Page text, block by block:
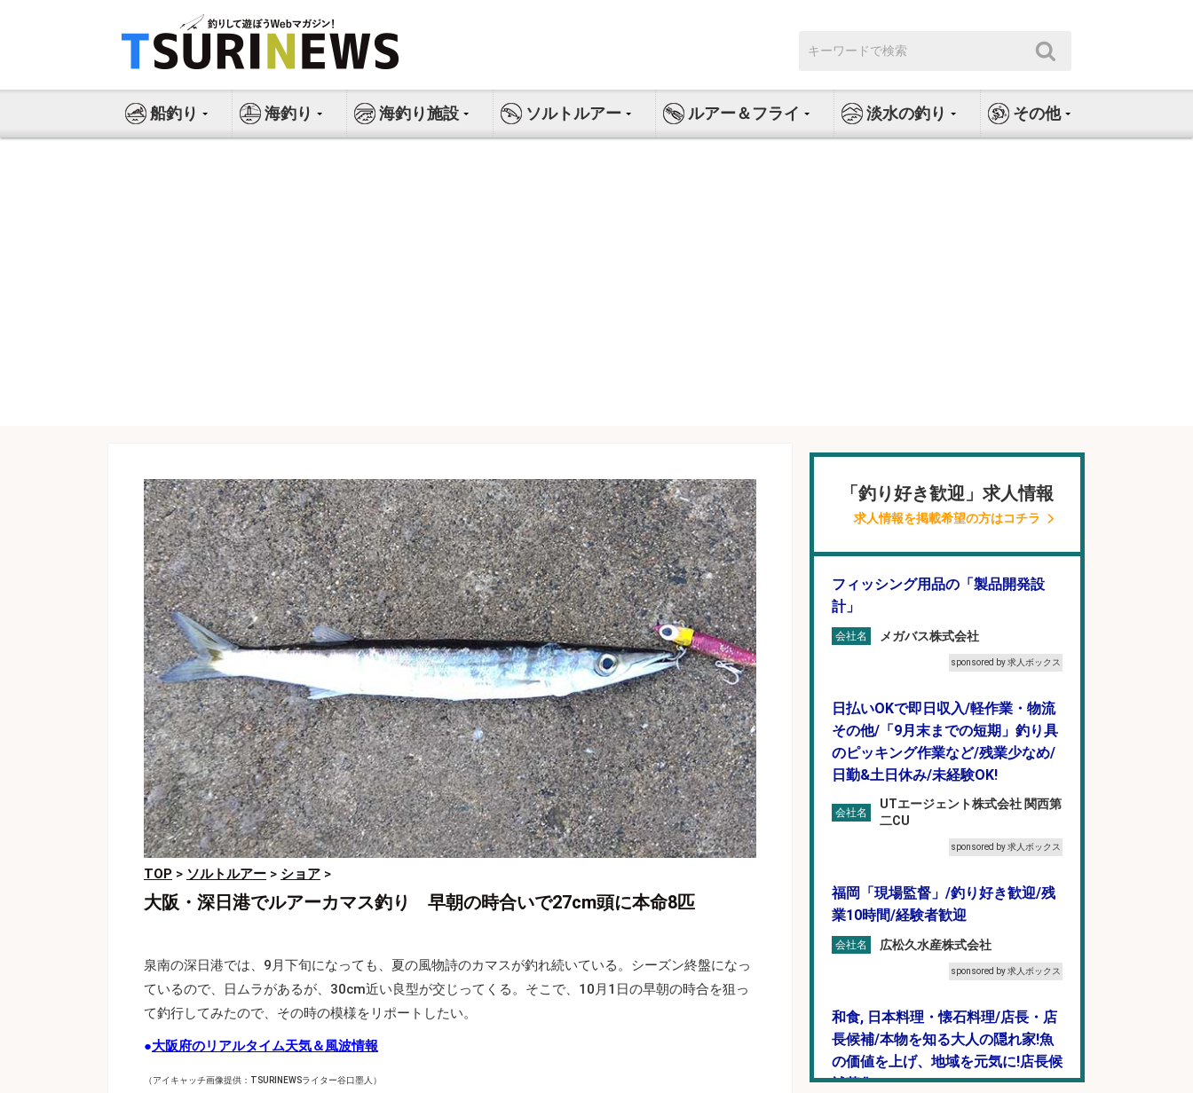
ス
索:
船釣り 海釣り 海釣り施設 ソルトルアー ルアー＆フライ 淡水の釣り その他
TOP > ソルトルアー > ショア >
大阪・深日港でルアーカマス釣り 早朝の時合いで27cm頭に本命8匹
泉南の深日港では、9月下旬になっても、夏の風物詩のカマスが釣れ続いている。シーズン終盤になっ
ているので、日ムラがあるが、30cm近い良型が交じってくる。そこで、10月1日の早朝の時合を狙っ
て釣行してみたので、その時の模様をリポートしたい。
●大阪府のリアルタイム天気＆風波情報
（アイキャッチ画像提供：TSURINEWSライター谷口墨人）
「釣り好き歓迎」求人情報
求人情報を掲載希望の方はコチラ
フィッシング用品の「製品開発設
計」
会社名 メガバス株式会社
sponsored by 求人ボックス
日払いOKで即日収入/軽作業・物流
その他/「9月末までの短期」釣り具
のピッキング作業など/残業少なめ/
日勤&土日休み/未経験OK!
会社名
UTエージェント株式会社 関西第
二CU
sponsored by 求人ボックス
福岡「現場監督」/釣り好き歓迎/残
業10時間/経験者歓迎
会社名 広松久水産株式会社
sponsored by 求人ボックス
和食, 日本料理・懐石料理/店長・店
長候補/本物を知る大人の隠れ家!魚
の価値を上げ、地域を元気に!店長候
補募集